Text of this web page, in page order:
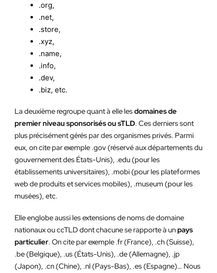
.org,
.net,
.store,
.xyz,
.name,
.info,
.dev,
.biz, etc.
La deuxième regroupe quant à elle lesdomaines de
premier niveau sponsorisés ou sTLD. Ces derniers sont
plus précisément gérés par des organismes privés. Parmi
eux, on cite par exemple .gov (réservé aux départements du
gouvernement des États-Unis), .edu (pour les
établissements universitaires), .mobi (pour les plateformes
web de produits et services mobiles), .museum (pour les
musées), etc.
Elle englobe aussi les extensions de noms de domaine
nationaux ou ccTLD dont chacune se rapporte à unpays
particulier. On cite par exemple .fr (France), .ch (Suisse),
.be (Belgique), .us (États-Unis), .de (Allemagne), .jp
(Japon), .cn (Chine), .nl (Pays-Bas), .es (Espagne)… Nous